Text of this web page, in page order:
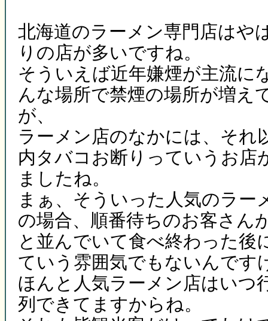
北海道のラーメン専門店はや
りの店が多いですね。
そういえば近年嫌煙が主流に
んな場所で禁煙の場所が増え
が、
ラーメン店のなかには、それ
内タバコお断りっていうお店
ましたね。
まぁ、そういった人気のラー
の場合、順番待ちのお客さん
と並んでいて食べ終わった後
ていう雰囲気でもないんです
ほんと人気ラーメン店はいつ
列できてますからね。